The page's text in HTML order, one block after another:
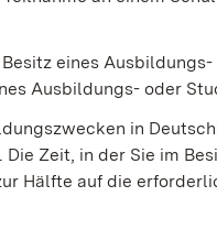
eines
Ausbildungs- oder
in
Zeit, in der Sie im
Hälfte auf die